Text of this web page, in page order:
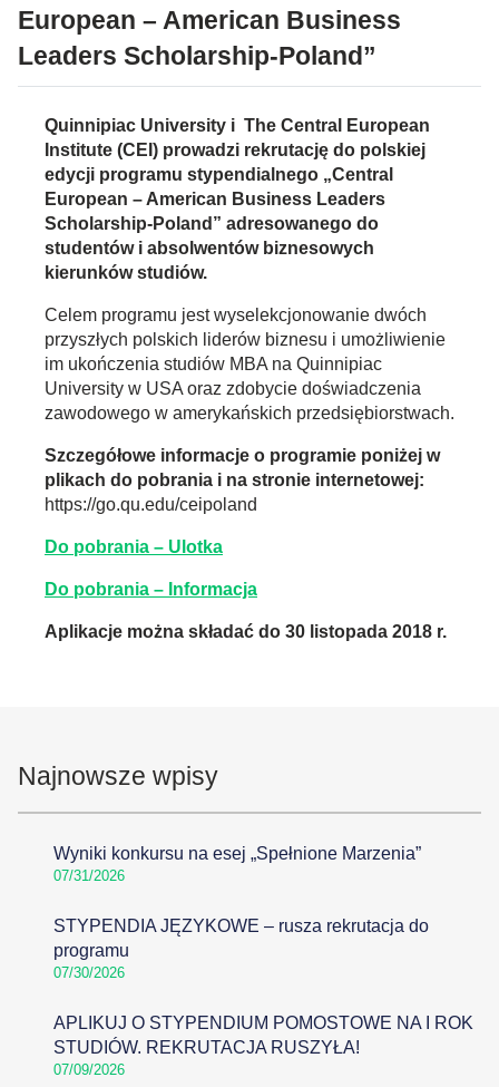
European – American Business
Leaders Scholarship-Poland”
Quinnipiac University i The Central European
Institute (CEI) prowadzi rekrutację do polskiej
edycji programu stypendialnego „Central
European – American Business Leaders
Scholarship-Poland” adresowanego do
studentów i absolwentów biznesowych
kierunków studiów.
Celem programu jest wyselekcjonowanie dwóch
przyszłych polskich liderów biznesu i umożliwienie
im ukończenia studiów MBA na Quinnipiac
University w USA oraz zdobycie doświadczenia
zawodowego w amerykańskich przedsiębiorstwach.
Szczegółowe informacje o programie poniżej w
plikach do pobrania i na stronie internetowej:
https://go.qu.edu/ceipoland
Do pobrania – Ulotka
Do pobrania – Informacja
Aplikacje można składać do 30 listopada 2018 r.
Najnowsze wpisy
Wyniki konkursu na esej „Spełnione Marzenia”
07/31/2026
STYPENDIA JĘZYKOWE – rusza rekrutacja do
programu
07/30/2026
APLIKUJ O STYPENDIUM POMOSTOWE NA I ROK
STUDIÓW. REKRUTACJA RUSZYŁA!
07/09/2026